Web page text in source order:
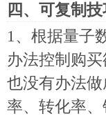
四、可复制
1、根据量子
办法控制购
也没有办法
率、转化率